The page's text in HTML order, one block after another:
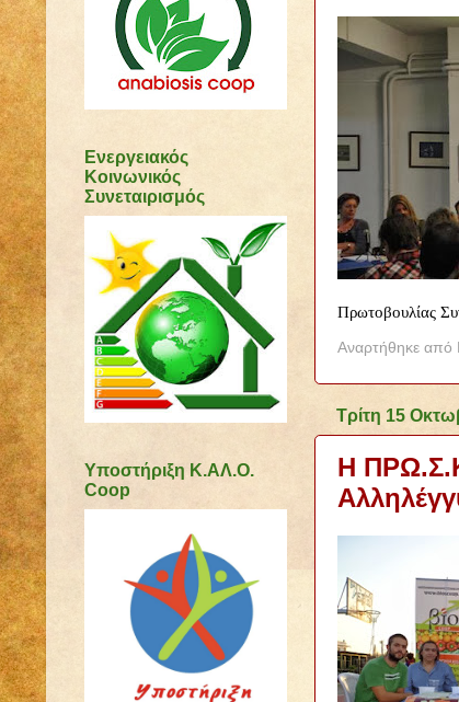
Πρωτοβουλίας
Αναρτήθηκε από
Τρίτη 15
Η
Ενεργειακός
Κοινωνικός
Συνεταιρισμός
Υποστήριξη Κ.ΑΛ.Ο.
Coop